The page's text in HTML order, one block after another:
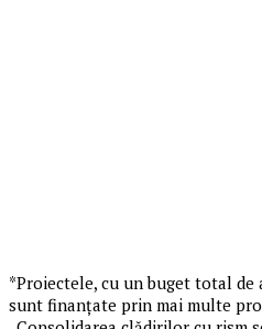
*Proiectele, cu un buget total de
sunt finanțate prin mai multe